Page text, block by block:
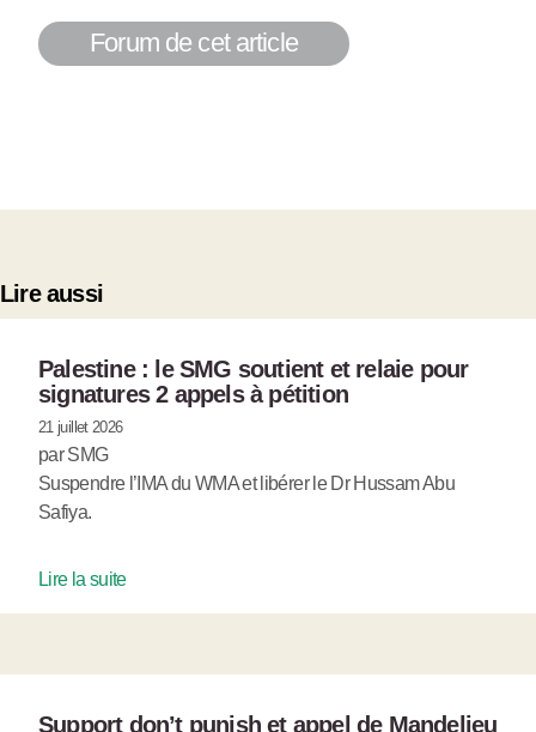
Forum de cet article
Lire aussi
Palestine : le SMG soutient et relaie pour
signatures 2 appels à pétition
21 juillet 2026
par SMG
Suspendre l’IMA du WMA et libérer le Dr Hussam Abu
Safiya.
Lire la suite
Support don’t punish et appel de Mandelieu